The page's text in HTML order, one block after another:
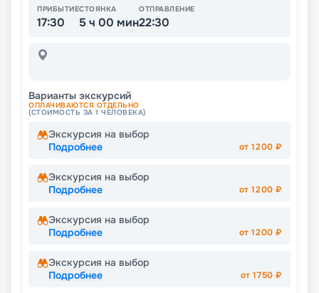
ПРИБЫТИЕ
17:30
СТОЯНКА
5 ч 00 мин
ОТПРАВЛЕНИЕ
22:30
Варианты экскурсий
ОПЛАЧИВАЮТСЯ ОТДЕЛЬНО
(СТОИМОСТЬ ЗА 1 ЧЕЛОВЕКА)
Экскурсия на выбор
Подробнее
от1200 ₽
Экскурсия на выбор
Подробнее
от1200 ₽
Экскурсия на выбор
Подробнее
от1200 ₽
Экскурсия на выбор
Подробнее
от1750 ₽